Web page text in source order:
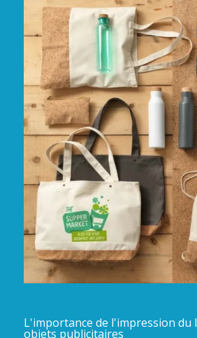
L'importance de l'impression du
objets publicitaires